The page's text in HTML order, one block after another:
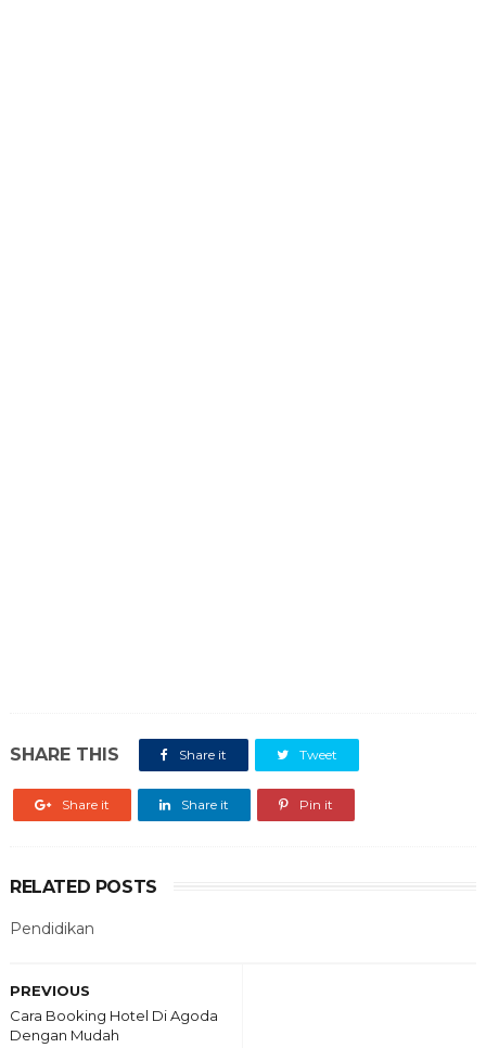
SHARE THIS Share it Tweet
Share it Share it Pin it
RELATED POSTS
Pendidikan
PREVIOUS
Cara Booking Hotel Di Agoda
Dengan Mudah